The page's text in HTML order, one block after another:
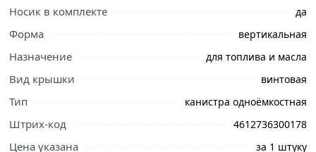
Ознакомьтесь с подробными характеристиками,
правильный выбор и заказать онлайн. Наши
профессиональные менеджеры обработают заказ и
свяжутся с Вами для согласования условий доставки
Носик в комплекте да
Форма вертикальная
Назначение для топлива и масла
Вид крышки винтовая
Тип канистра одноёмкостная
Штрих-код 4612736300178
Цена указана за 1 штуку